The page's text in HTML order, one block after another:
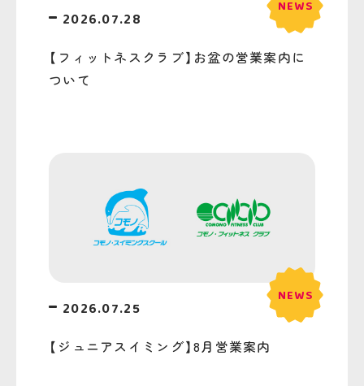
2026.07.28
【フィットネスクラブ】お盆の営業案内に
ついて
2026.07.25
【ジュニアスイミング】8月営業案内